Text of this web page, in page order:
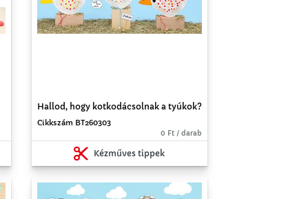
Hallod, hogy kotkodácsolnak a tyúkok?
Cikkszám BT260303
0 Ft / darab
Kézműves tippek